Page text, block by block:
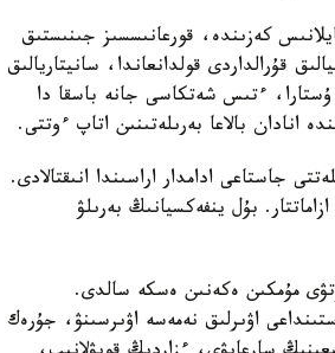
كەزىندە، قورعانىسسىز جىنىستىق
قۇرالداردى قولدانعاندا، سانيتاريالىق
ۇستارا، ءتىس شەتكاسى جانە باسقا دا
انادان بالاعا بەرىلەتىنىن اتاپ ءوتتى.
جاستاعى ادامدار اراسىندا انىقتالادى.
20-40 جاس ارالىعىنداعى ازاماتتار. بۇل ينفەكسيانىڭ بەرىلۋ
مۇمكىن ەكەنىن ەسكە سالدى.
اۋىرلىق نەمەسە اۋىرسىنۋ، جۇرەك